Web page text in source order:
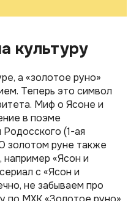
культуру
а «золотое руно»
Теперь это символ
Миф о Ясоне и
в поэме
(1-ая
золотом руне также
например «Ясон и
с «Ясон и
не забываем про